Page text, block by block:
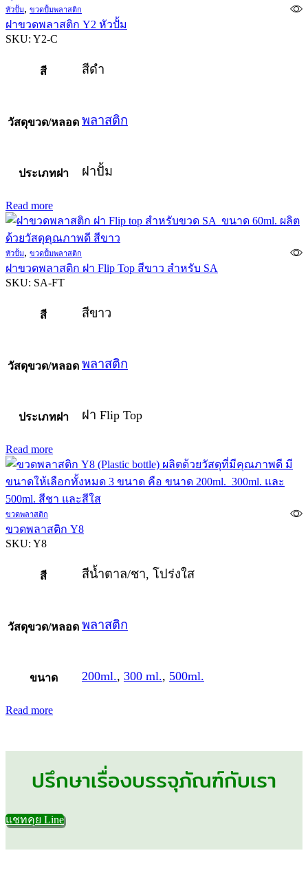
หัวปั้ม, ขวดปั้มพลาสติก
ฝาขวดพลาสติก Y2 หัวปั้ม
SKU: Y2-C
สี สีดำ
วัสดุขวด/หลอด พลาสติก
ประเภทฝา ฝาปั้ม
Read more
หัวปั้ม, ขวดปั้มพลาสติก
ฝาขวดพลาสติก ฝา Flip Top สีขาว สำหรับ SA
SKU: SA-FT
สี สีขาว
วัสดุขวด/หลอด พลาสติก
ประเภทฝา ฝา Flip Top
Read more
ขวดพลาสติก
ขวดพลาสติก Y8
SKU: Y8
สี สีน้ำตาล/ชา, โปร่งใส
วัสดุขวด/หลอด พลาสติก
ขนาด 200ml., 300 ml., 500ml.
Read more
ปรึกษาเรื่องบรรจุภัณฑ์กับเรา
แชทคุย Line